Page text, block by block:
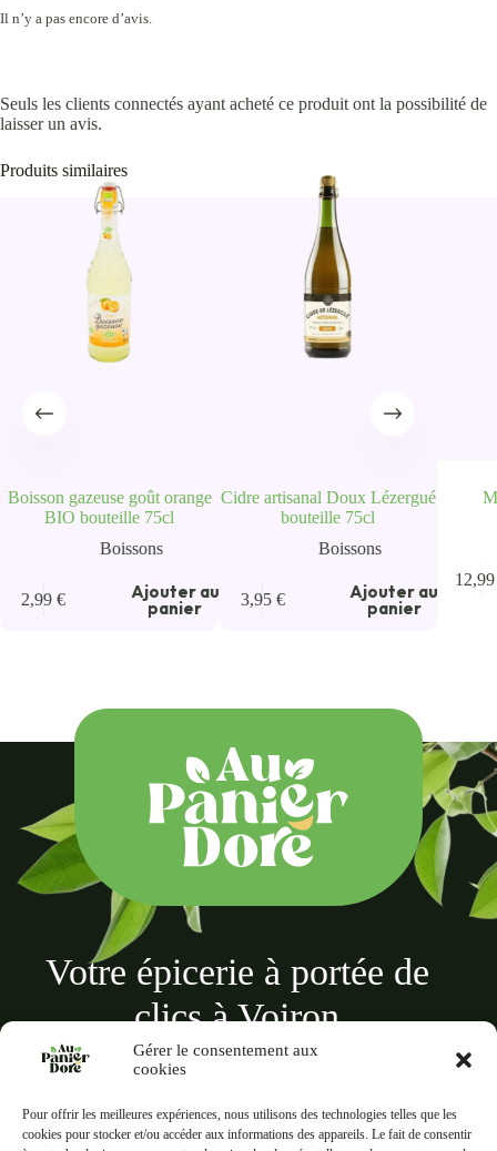
Gérer le consentement aux
cookies
Pour offrir les meilleures expériences, nous utilisons des technologies telles que les
cookies pour stocker et/ou accéder aux informations des appareils. Le fait de consentir
Il n’y a pas encore d’avis.
Seuls les clients connectés ayant acheté ce produit ont la possibilité de
laisser un avis.
Produits similaires
Boisson gazeuse goût orange
BIO bouteille 75cl
Boissons
2,99€ Ajouter au
panier
Cidre artisanal Doux Lézergué
bouteille 75cl
Boissons
3,95 € Ajouter au
panier
Votre épicerie à portée de
clics à Voiron